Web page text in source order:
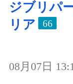
ジブリパ
リア
66
08月07日